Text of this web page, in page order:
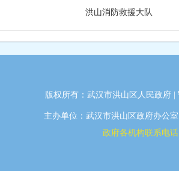
洪山消防救援大队
版权所有：武汉市洪山区人民政府 |
主办单位：武汉市洪山区政府办公
政府各机构联系电话